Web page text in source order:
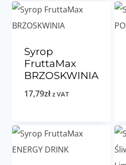
Syrop
FruttaMax
BRZOSKWINIA
17,79zł z VAT